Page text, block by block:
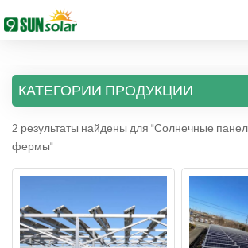
English
Deutsch
русский
italiano
español
Получить цену
КАТЕГОРИИ ПРОДУКЦИИ
2 результаты найдены для "Солнечные
фермы"